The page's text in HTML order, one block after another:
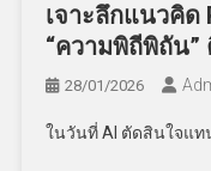
เจาะลึกแนวคิด
“ความพิถีพิถัน”
28/01/2026
ในวันที่ AI ตัดสินใจแท